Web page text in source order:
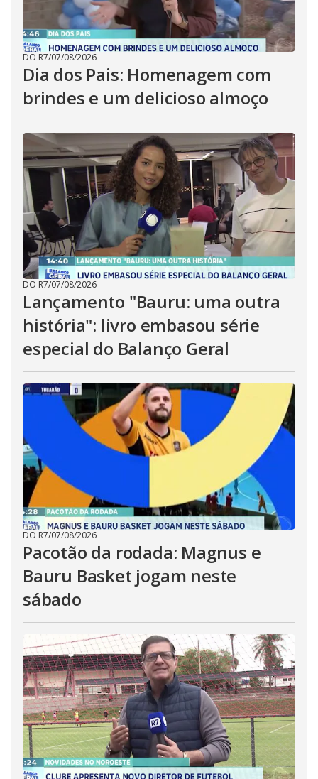
DO R7/07/08/2026
Dia dos Pais: Homenagem com
brindes e um delicioso almoço
DO R7/07/08/2026
Lançamento "Bauru: uma outra
história": livro embasou série
especial do Balanço Geral
DO R7/07/08/2026
Pacotão da rodada: Magnus e
Bauru Basket jogam neste
sábado